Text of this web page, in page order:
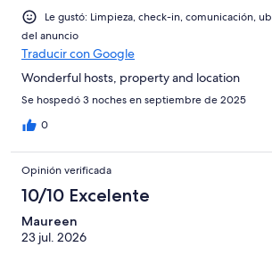
Le gustó: Limpieza, check-in, comunicación,
del anuncio
Traducir con Google
Wonderful hosts, property and location
Se hospedó 3 noches en septiembre de 2025
0
Opinión verificada
10/10 Excelente
Maureen
23 jul. 2026